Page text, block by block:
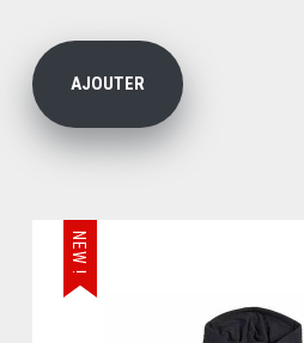
AJOUTER
NEW !